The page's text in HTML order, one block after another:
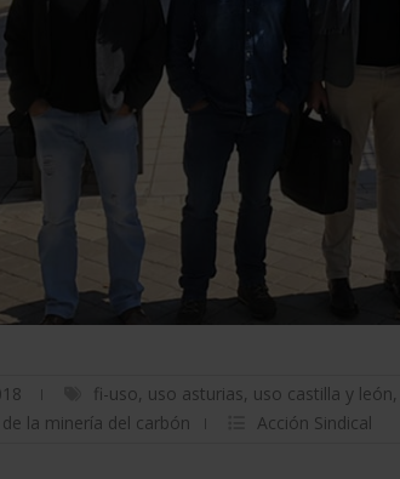
fi-uso, uso asturias, uso castilla y león,
la minería del carbón
Acción Sindical